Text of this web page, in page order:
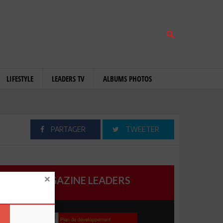
LIFESTYLE LEADERS TV ALBUMS PHOTOS
PARTAGER TWEETER
MAGAZINE LEADERS